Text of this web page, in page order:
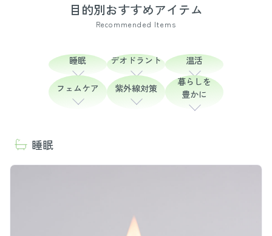
目的別おすすめアイテム
Recommended Items
睡眠 デオドラント 温活
フェムケア 紫外線対策
暮らしを
豊かに
睡眠